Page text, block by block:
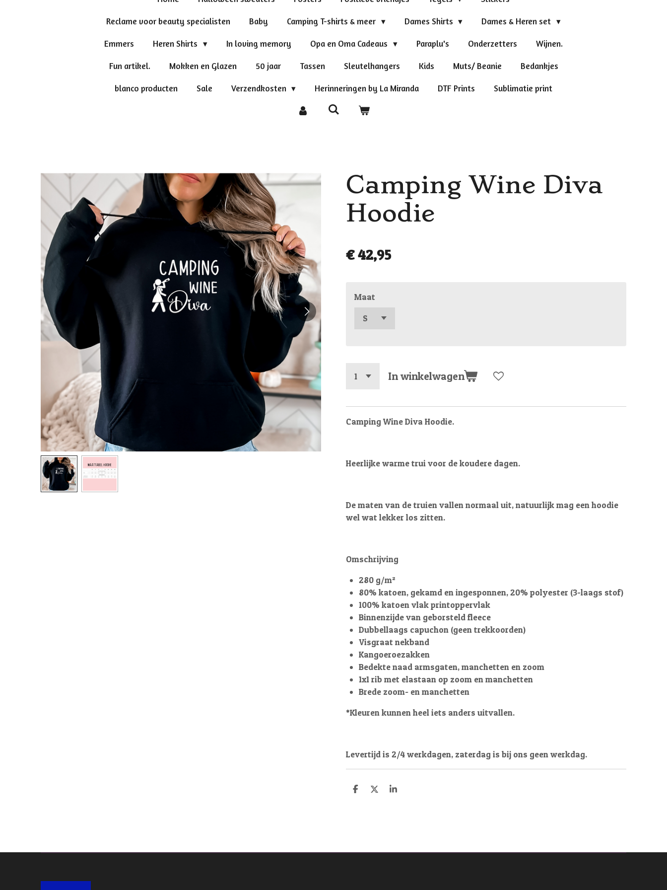
Reclame voor beauty specialisten Baby Camping T-shirts & meer Dames Shirts Dames & Heren set
Emmers Heren Shirts In loving memory Opa en Oma Cadeaus Paraplu's Onderzetters Wijnen.
Fun artikel. Mokken en Glazen 50 jaar Tassen Sleutelhangers Kids Muts/ Beanie Bedankjes
blanco producten Sale Verzendkosten Herinneringen by La Miranda DTF Prints Sublimatie print
Camping Wine Diva
Hoodie
€ 42,95
Maat
In winkelwagen
Camping Wine Diva Hoodie.
Heerlijke warme trui voor de koudere dagen.
De maten van de truien vallen normaal uit, natuurlijk mag een hoodie
wel wat lekker los zitten.
Omschrijving
280 g/m²
80% katoen, gekamd en ingesponnen, 20% polyester (3-laags stof)
100% katoen vlak printoppervlak
Binnenzijde van geborsteld fleece
Dubbellaags capuchon (geen trekkoorden)
Visgraat nekband
Kangoeroezakken
Bedekte naad armsgaten, manchetten en zoom
1x1 rib met elastaan op zoom en manchetten
Brede zoom- en manchetten
*Kleuren kunnen heel iets anders uitvallen.
Levertijd is 2/4 werkdagen, zaterdag is bij ons geen werkdag.
D
D
S